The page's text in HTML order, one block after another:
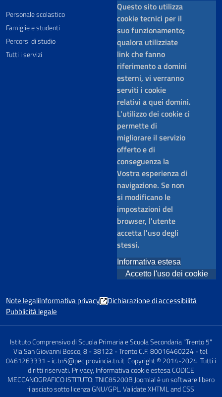
Personale scolastico
Famiglie e studenti
Percorsi di studio
Tutti i servizi
Questo sito utilizza
cookie tecnici per il
suo funzionamento;
qualora utilizziate
link che fanno
riferimento a domini
esterni, vi verranno
serviti i cookie
relativi a quei domini.
L'utilizzo dei cookie ci
permette di
migliorare il servizio
offerto e di
conseguenza la
Vostra esperienza di
navigazione. Se non
si modificano le
impostazioni del
browser, l'utente
accetta l'uso degli
stessi.
Informativa estesa
Accetto l'uso dei cookie
Note legaliInformativa privacy
Dichiarazione di accessibilità
Pubblicità legale
Istituto Comprensivo di Scuola Primaria e Scuola Secondaria "Trento 5"
Via San Giovanni Bosco, 8 - 38122 - Trento C.F. 80016460224 - tel.
0461263331 - ic.tn5@pec.provincia.tn.it Copyright © 2014-2024. Tutti i
diritti riservati. Privacy, Informativa cookie estesa CODICE
MECCANOGRAFICO ISTITUTO: TNIC85200B Joomla! è un software libero
rilasciato sotto licenza GNU/GPL. Validate XHTML and CSS.